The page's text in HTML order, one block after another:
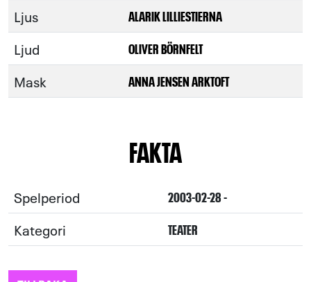
Ljus ALARIK LILLIESTIERNA
Ljud OLIVER BÖRNFELT
Mask ANNA JENSEN ARKTOFT
FAKTA
Spelperiod 2003-02-28 -
Kategori TEATER